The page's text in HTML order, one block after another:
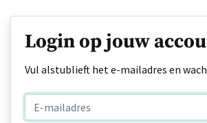
Login op jouw
Vul alstublieft het e-mailadres en